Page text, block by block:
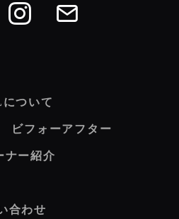
ついて
ビフォーアフター
ナー紹介
合わせ